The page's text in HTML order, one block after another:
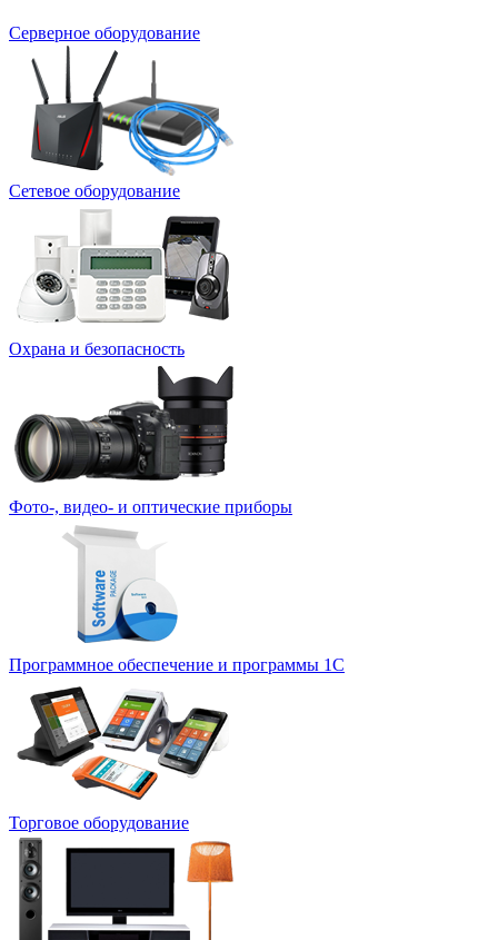
Серверное оборудование
Сетевое оборудование
Охрана и безопасность
Фото-, видео- и оптические приборы
Программное обеспечение и программы 1С
Торговое оборудование